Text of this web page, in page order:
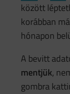
között
korábban
hónapon
A bevitt
mentjük,
gombra